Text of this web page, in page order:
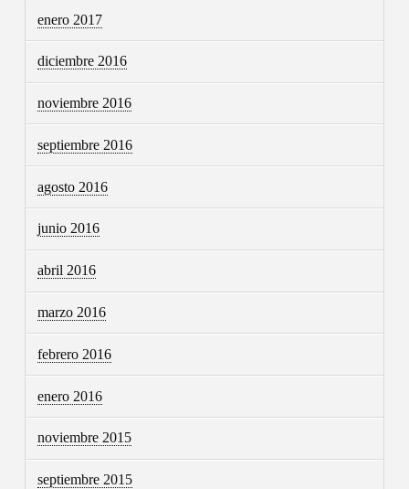
enero 2017
diciembre 2016
noviembre 2016
septiembre 2016
agosto 2016
junio 2016
abril 2016
marzo 2016
febrero 2016
enero 2016
noviembre 2015
septiembre 2015